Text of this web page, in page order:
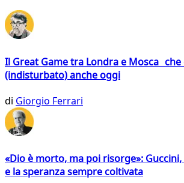
Il Great Game tra Londra e Mosca
(indisturbato) anche oggi
di Giorgio Ferrari
«Dio è morto, ma poi risorge»:
e la speranza sempre coltivata